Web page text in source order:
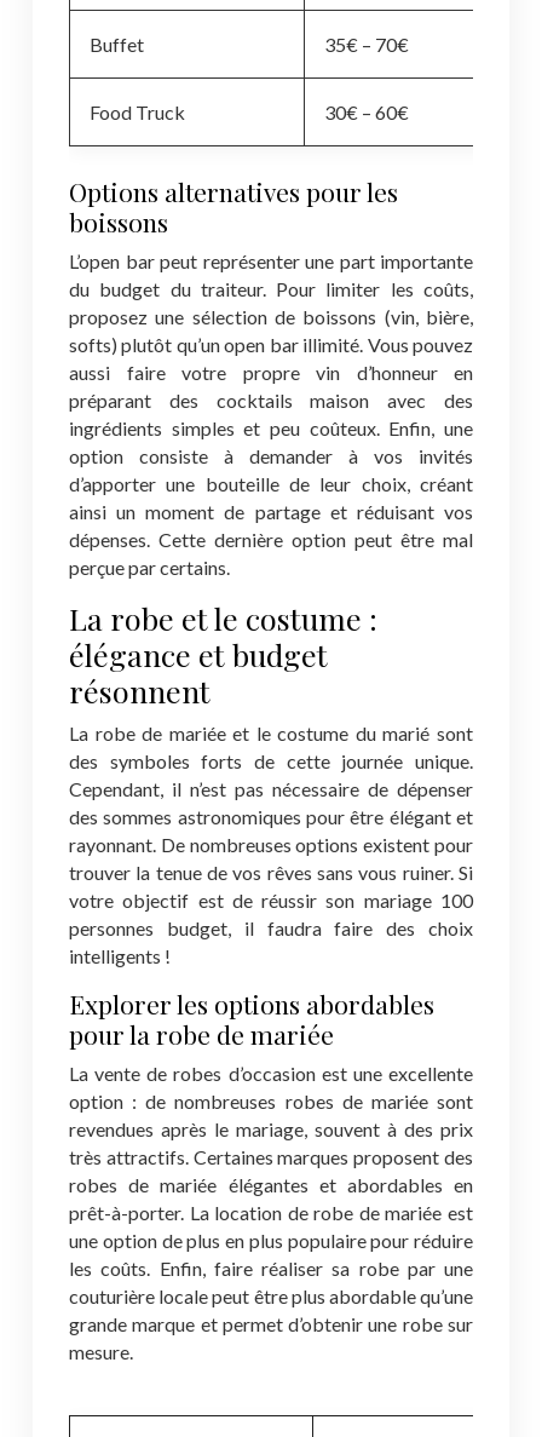
Buffet 35€ – 70€
Food Truck 30€ – 60€
Options alternatives pour les
boissons
L’open bar peut représenter une part importante
du budget du traiteur. Pour limiter les coûts,
proposez une sélection de boissons (vin, bière,
softs) plutôt qu’un open bar illimité. Vous pouvez
aussi faire votre propre vin d’honneur en
préparant des cocktails maison avec des
ingrédients simples et peu coûteux. Enfin, une
option consiste à demander à vos invités
d’apporter une bouteille de leur choix, créant
ainsi un moment de partage et réduisant vos
dépenses. Cette dernière option peut être mal
perçue par certains.
La robe et le costume :
élégance et budget
résonnent
La robe de mariée et le costume du marié sont
des symboles forts de cette journée unique.
Cependant, il n’est pas nécessaire de dépenser
des sommes astronomiques pour être élégant et
rayonnant. De nombreuses options existent pour
trouver la tenue de vos rêves sans vous ruiner. Si
votre objectif est de réussir son mariage 100
personnes budget, il faudra faire des choix
intelligents !
Explorer les options abordables
pour la robe de mariée
La vente de robes d’occasion est une excellente
option : de nombreuses robes de mariée sont
revendues après le mariage, souvent à des prix
très attractifs. Certaines marques proposent des
robes de mariée élégantes et abordables en
prêt-à-porter. La location de robe de mariée est
une option de plus en plus populaire pour réduire
les coûts. Enfin, faire réaliser sa robe par une
couturière locale peut être plus abordable qu’une
grande marque et permet d’obtenir une robe sur
mesure.